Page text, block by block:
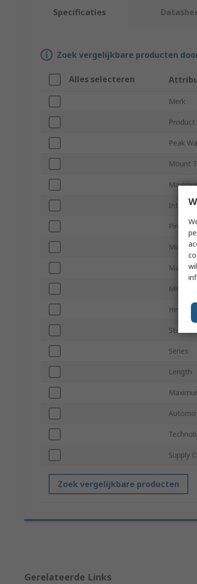
Specificaties
Zoek vergelijkbare producten
Alles selecteren
Merk
Product
Peak
Mount
Pin
Height
Series
Length
Supply
Zoek vergelijkbare producten
Gerelateerde Links